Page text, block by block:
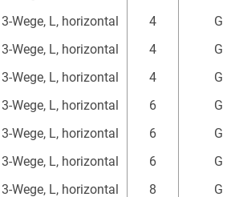
3-Wege, L, horizontal 4
G
3-Wege, L, horizontal 4
G
3-Wege, L, horizontal 4
G
3-Wege, L, horizontal 6
G
3-Wege, L, horizontal 6
G
3-Wege, L, horizontal 6
G
3-Wege, L, horizontal 8
G